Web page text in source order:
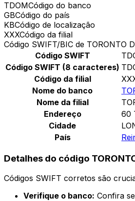
TDOMCódigo do banco
GBCódigo do país
KBCódigo de localização
XXXCódigo da filial
Código SWIFT/BIC de TORONTO
Código SWIFT
Código SWIFT (8 caracteres)
Código da filial
Nome do banco
Nome da filial
Endereço
60
Cidade
País
Detalhes do código
Códigos SWIFT corretos são
Verifique o banco: Confira